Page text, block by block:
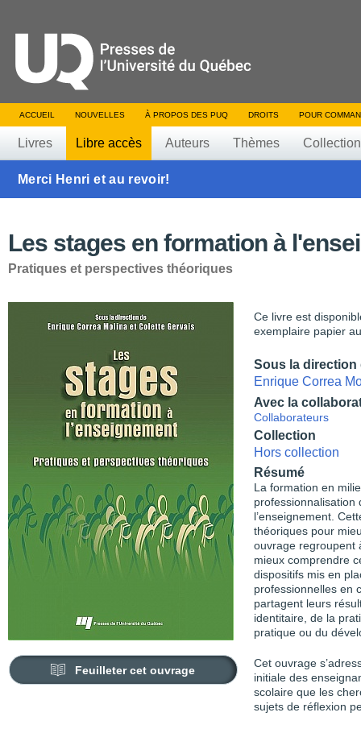
ACCUEIL NOUVELLES À PROPOS DES PUQ DROITS POUR
Livres Libre accès Auteurs Thèmes
Merci Henri et au revoir!
Les stages en formation à
Pratiques et perspectives théoriques
Feuilleter cet ouvrage
Ce livre est
exemplaire papier
Sous la direction
Enrique Correa
Avec la
Collaborateurs
Collection
Hors collection
Résumé
La formation en
professionnalisation
l’enseignement.
théoriques pour
ouvrage regroupent
mieux comprendre
dispositifs mis en
professionnelles en
partagent leurs
identitaire, de la
pratique ou du
Cet ouvrage
initiale des
scolaire que les
sujets de réflexion